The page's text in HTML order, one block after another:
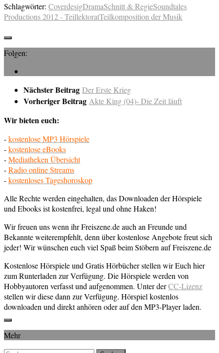
Schlagwörter: CoverdesigDramaSchnitt & RegieSoundtales
Productions 2012 - TeillektoratTeilkomposition der Musik
Folgen:
Nächster Beitrag Der Erste Krieg
Vorheriger Beitrag Akte King (04)- Die Zeit läuft
Wir bieten euch:
-kostenlose MP3 Hörspiele
-kostenlose eBooks
-Mediatheken Übersicht
-Radio online Streams
-kostenloses Tageshoroskop
Alle Rechte werden eingehalten, das Downloaden der Hörspiele
und Ebooks ist kostenfrei, legal und ohne Haken!
Wir freuen uns wenn ihr Freiszene.de auch an Freunde und
Bekannte weiterempfehlt, denn über kostenlose Angebote freut sich
jeder! Wir wünschen euch viel Spaß beim Stöbern auf Freiszene.de
Kostenlose Hörspiele und Gratis Hörbücher stellen wir Euch hier
zum Runterladen zur Verfügung. Die Hörspiele werden von
Hobbyautoren verfasst und aufgenommen. Unter derCC-Lizenz
stellen wir diese dann zur Verfügung. Hörspiel kostenlos
downloaden und direkt anhören oder auf den MP3-Player laden.
Mehr